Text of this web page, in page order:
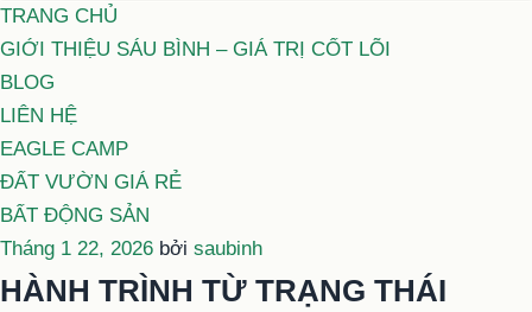
TRANG CHỦ
GIỚI THIỆU SÁU BÌNH – GIÁ TRỊ CỐT LÕI
BLOG
LIÊN HỆ
EAGLE CAMP
ĐẤT VƯỜN GIÁ RẺ
BẤT ĐỘNG SẢN
Đăng
trong
Tháng 1 22, 2026 bởi saubinh
HÀNH TRÌNH TỪ TRẠNG THÁI